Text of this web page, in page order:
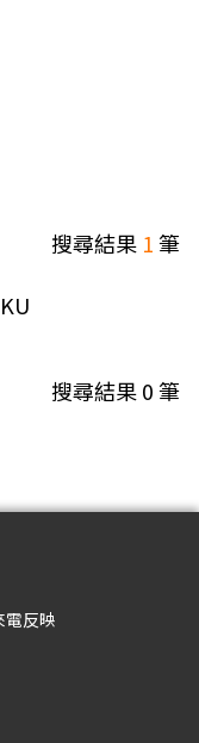
搜尋結果 1筆
搜尋結果0筆
電反映